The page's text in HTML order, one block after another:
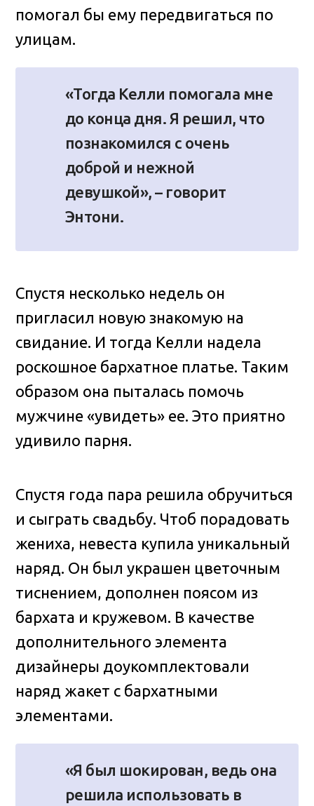
помогал бы ему передвигаться по
улицам.
«Тогда Келли помогала мне
до конца дня. Я решил, что
познакомился с очень
доброй и нежной
девушкой», – говорит
Энтони.
Спустя несколько недель он
пригласил новую знакомую на
свидание. И тогда Келли надела
роскошное бархатное платье. Таким
образом она пыталась помочь
мужчине «увидеть» ее. Это приятно
удивило парня.
Спустя года пара решила обручиться
и сыграть свадьбу. Чтоб порадовать
жениха, невеста купила уникальный
наряд. Он был украшен цветочным
тиснением, дополнен поясом из
бархата и кружевом. В качестве
дополнительного элемента
дизайнеры доукомплектовали
наряд жакет с бархатными
элементами.
«Я был шокирован, ведь она
решила использовать в